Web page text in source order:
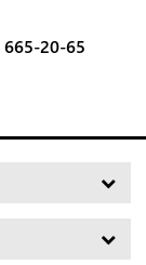
665-20-65